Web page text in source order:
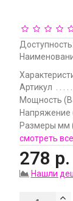
Доступность:
Артикул
Мощность
Напряжение
Размеры мм
смотреть все
278 р.
Нашли